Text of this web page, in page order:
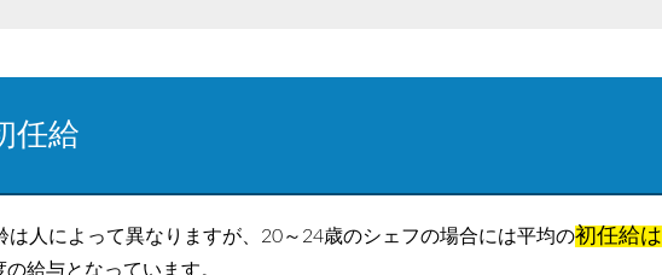
任給
は人によって異なりますが、20～24歳のシェフの場合には平均の初任給は
の給与となっています。